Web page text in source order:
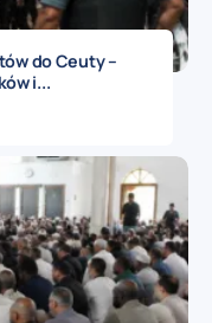
do Ceuty –
i...